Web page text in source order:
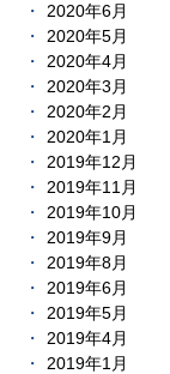
2020年6月
2020年5月
2020年4月
2020年3月
2020年2月
2020年1月
2019年12月
2019年11月
2019年10月
2019年9月
2019年8月
2019年6月
2019年5月
2019年4月
2019年1月